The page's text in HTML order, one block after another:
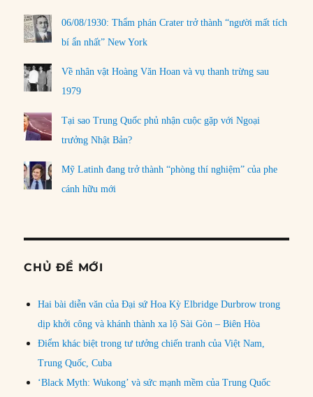
06/08/1930: Thẩm phán Crater trở thành “người mất tích
bí ẩn nhất” New York
Về nhân vật Hoàng Văn Hoan và vụ thanh trừng sau
1979
Tại sao Trung Quốc phủ nhận cuộc gặp với Ngoại
trưởng Nhật Bản?
Mỹ Latinh đang trở thành “phòng thí nghiệm” của phe
cánh hữu mới
CHỦ ĐỀ MỚI
Hai bài diễn văn của Đại sứ Hoa Kỳ Elbridge Durbrow trong
dịp khởi công và khánh thành xa lộ Sài Gòn – Biên Hòa
Điểm khác biệt trong tư tưởng chiến tranh của Việt Nam,
Trung Quốc, Cuba
‘Black Myth: Wukong’ và sức mạnh mềm của Trung Quốc